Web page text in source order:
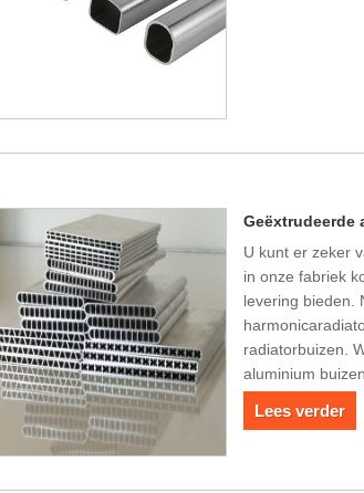
Geëxtrudeerde
U kunt er zeker
in onze fabriek
levering bieden.
radiatorbuizen.
aluminium
Lees verder